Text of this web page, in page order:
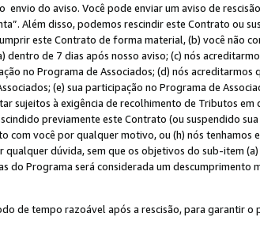
do aviso. Você pode enviar um aviso de
Além disso, podemos rescindir este Contrato ou
este Contrato de forma material, (b) você não
de 7 dias após nosso aviso; (c) nós
no Programa de Associados; (d) nós
(e) sua participação no Programa de
sujeitos à exigência de recolhimento de Tributos
previamente este Contrato (ou suspendido
com você por qualquer motivo, ou (h) nós
dúvida, sem que os objetivos do sub-item
do Programa será considerada um descumprimento
de tempo razoável após a rescisão, para garantir